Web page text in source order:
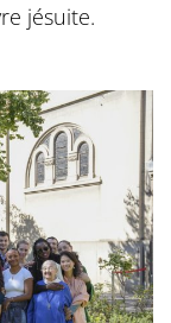
jésuite.